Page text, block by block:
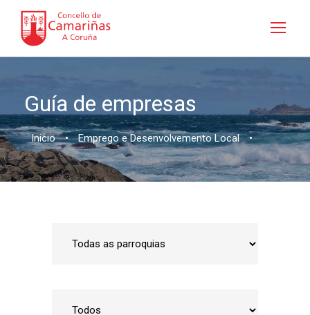
Guía de empresas
Inicio • Emprego e Desenvolvemento Local •